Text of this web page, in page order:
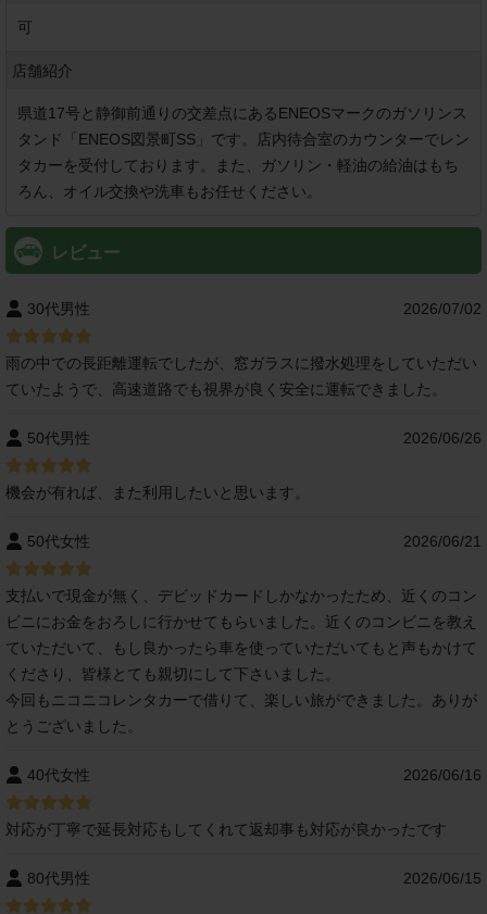
可
店舗紹介
県道17号と静御前通りの交差点にあるENEOSマークのガソリンス
タンド「ENEOS図景町SS」です。店内待合室のカウンターでレン
タカーを受付しております。また、ガソリン・軽油の給油はもち
ろん、オイル交換や洗車もお任せください。
レビュー
30代男性 2026/07/02
雨の中での長距離運転でしたが、窓ガラスに撥水処理をしていただい
ていたようで、高速道路でも視界が良く安全に運転できました。
50代男性 2026/06/26
機会が有れば、また利用したいと思います。
50代女性 2026/06/21
支払いで現金が無く、デビッドカードしかなかったため、近くのコン
ビニにお金をおろしに行かせてもらいました。近くのコンビニを教え
ていただいて、もし良かったら車を使っていただいてもと声もかけて
くださり、皆様とても親切にして下さいました。
今回もニコニコレンタカーで借りて、楽しい旅ができました。ありが
とうございました。
40代女性 2026/06/16
対応が丁寧で延長対応もしてくれて返却事も対応が良かったです
80代男性 2026/06/15